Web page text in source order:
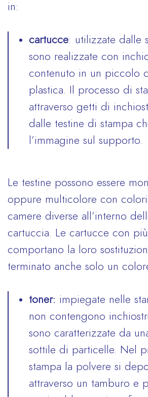
in:
cartucce: utilizzate dalle
sono realizzate con
contenuto in un piccolo
plastica. Il processo di
attraverso getti di
dalle testine di stampa
l’immagine sul supporto.
Le testine possono essere
oppure multicolore con colori
camere diverse all’interno
cartuccia. Le cartucce con
comportano la loro
terminato anche solo un
toner: impiegate nelle
non contengono
sono caratterizzate da
sottile di particelle. Nel
stampa la polvere si
attraverso un tamburo e